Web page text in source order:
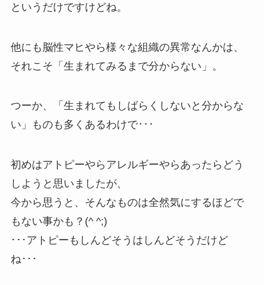
というだけですけどね。
他にも脳性マヒやら様々な組織の異常なんかは、
それこそ「生まれてみるまで分からない」。
つーか、「生まれてもしばらくしないと分からな
い」ものも多くあるわけで･･･
初めはアトピーやらアレルギーやらあったらどう
しようと思いましたが、
今から思うと、そんなものは全然気にするほどで
もない事かも？(^ ^;)
･･･アトピーもしんどそうはしんどそうだけど
ね･･･